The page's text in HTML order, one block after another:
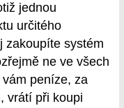
jednou
určitého
zakoupíte systém
ne ve všech
peníze, za
vrátí při koupi